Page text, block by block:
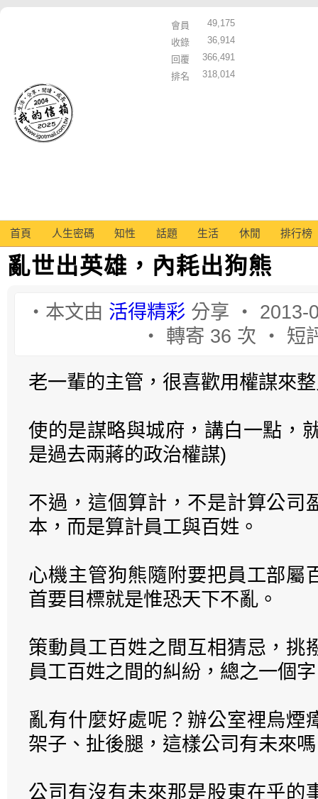
會員
49,175
收錄
36,914
回覆
366,491
排名
318,014
首頁 人生密碼 知性 話題 生活 休閒 排行榜
亂世出英雄，內耗出狗熊
‧本文由 活得精彩 分享 ‧ 2013-
‧ 轉寄 36 次 ‧ 短
老一輩的主管，很喜歡用權謀來
使的是謀略與城府，講白一點，
是過去兩蔣的政治權謀)
不過，這個算計，不是計算公司
本，而是算計員工與百姓。
心機主管狗熊隨附要把員工部屬
首要目標就是惟恐天下不亂。
策動員工百姓之間互相猜忌，挑
員工百姓之間的糾紛，總之一個
亂有什麼好處呢？辦公室裡烏煙
架子、扯後腿，這樣公司有未來
公司有沒有未來那是股東在乎的